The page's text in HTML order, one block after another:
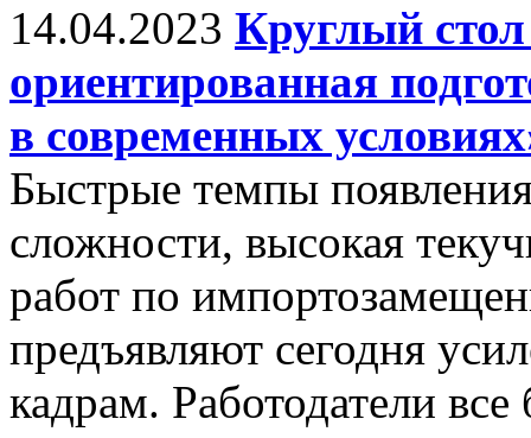
14.04.2023 Круглый
ориентированная
в современных
Быстрые темпы
сложности, высокая
работ по
предъявляют сегодня
кадрам. Работодатели